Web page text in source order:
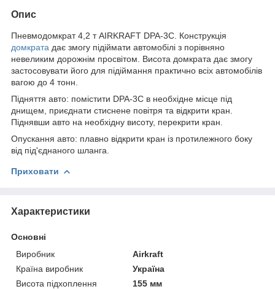
Опис
Пневмодомкрат 4,2 т AIRKRAFT DPA-3C. Конструкція
домкрата дає змогу підіймати автомобілі з порівняно
невеликим дорожнім просвітом. Висота домкрата дає змогу
застосовувати його для підіймання практично всіх автомобілів
вагою до 4 тонн.
Підняття авто: помістити DPA-3C в необхідне місце під
днищем, приєднати стиснене повітря та відкрити кран.
Піднявши авто на необхідну висоту, перекрити кран.
Опускання авто: плавно відкрити кран із протилежного боку
від під'єднаного шланга.
Приховати
Характеристики
Основні
Виробник
Airkraft
Країна виробник
Україна
Висота підхоплення
155 мм